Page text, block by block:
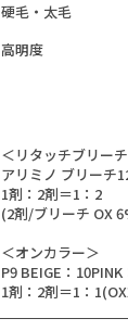
硬毛・太毛
高明度
＜リタッチブリー
アリミノ ブリーチ
1剤：2剤＝1：2
(2剤/ブリーチ OX
＜オンカラー＞
P9 BEIGE：
1剤：2剤＝1：